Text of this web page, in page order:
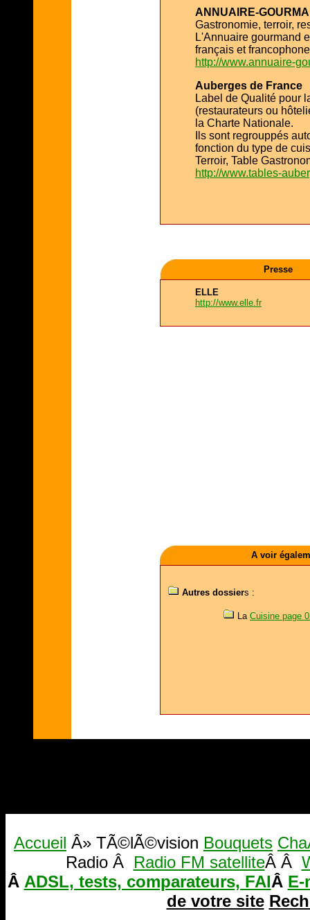
ANNUAIRE-
Gastronomie, terroir,
L'Annuaire gourmand
français et francophone
http://www.annuaire-
Auberges de France
Label de Qualité pour
(restaurateurs ou
la Charte Nationale.
Ils sont regrouppés
fonction du type de
Terroir, Table
http://www.tables-
Presse
ELLE
http://www.elle.fr
A voir
Autres dossiers :
La Cuisine page
Accueil Â» TÃ©lÃ©vision Bouquets
Radio Â Radio FM satelliteÂ Â
Â ADSL, tests, comparateurs, FAIÂ E-
de votre site